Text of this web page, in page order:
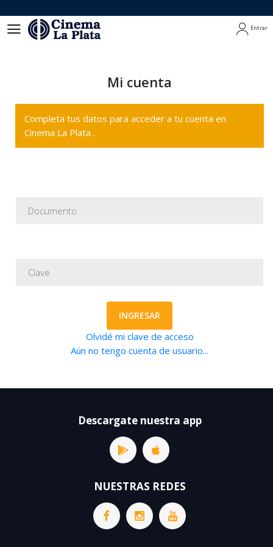
Entrar
Mi cuenta
Completa tus datos para acceder a tu cuenta en
Cinema La Plata .
INGRESAR
Olvidé mi clave de acceso
Aún no tengo cuenta de usuario...
Descargate nuestra app
NUESTRAS REDES